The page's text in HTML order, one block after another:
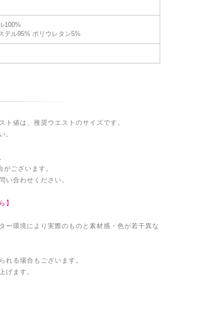
100%
テル95% ポリウレタン5%
値は、推奨ウエストのサイズです。
。
ございます。
い合わせください。
】
ー環境により実際のものと素材感・色が若干異な
る場合もございます。
げます。